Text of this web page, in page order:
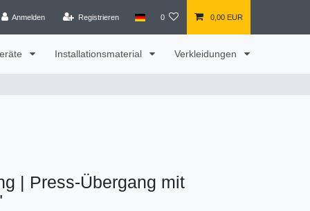
Anmelden Registrieren 0 0,00 EUR
Installationsmaterial Verkleidungen
| Press-Übergang mit